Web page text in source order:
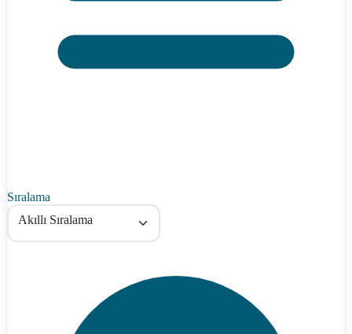
Sıralama
Akıllı Sıralama